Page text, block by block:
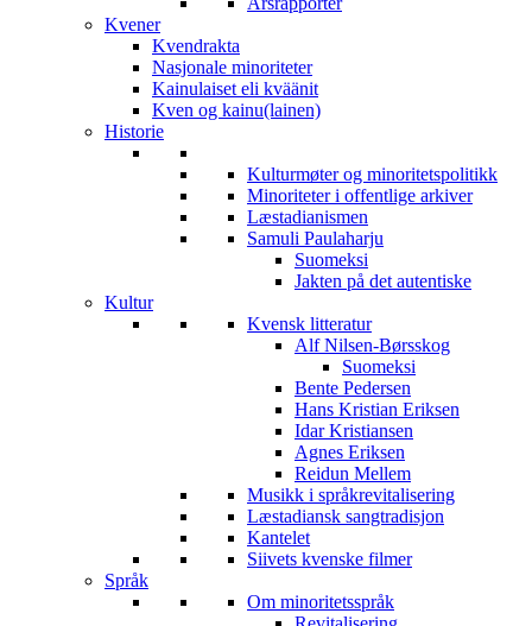
Kvener
Kvendrakta
Nasjonale minoriteter
Kainulaiset eli kväänit
Kven og kainu(lainen)
Historie
Kulturmøter og minoritetspolitikk
Minoriteter i offentlige arkiver
Læstadianismen
Samuli Paulaharju
Suomeksi
Jakten på det autentiske
Kultur
Kvensk litteratur
Alf Nilsen-Børsskog
Suomeksi
Bente Pedersen
Hans Kristian Eriksen
Idar Kristiansen
Agnes Eriksen
Reidun Mellem
Musikk i språkrevitalisering
Læstadiansk sangtradisjon
Kantelet
Siivets kvenske filmer
Språk
Om minoritetsspråk